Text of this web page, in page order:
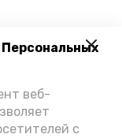
веб-
с